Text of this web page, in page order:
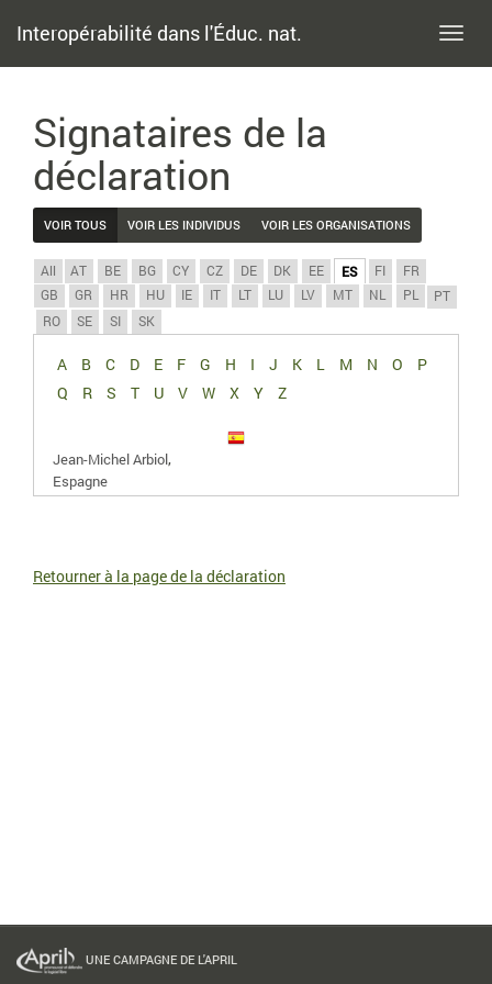
Interopérabilité dans l'Éduc. nat.
Signataires de la
déclaration
VOIR TOUS VOIR LES INDIVIDUS VOIR LES ORGANISATIONS
All AT BE BG CY CZ DE DK EE ES FI
FR
GB
GR HR HU IE IT LT LU LV MT NL PL
PT
RO
SE SI SK
A B C D E F G H I J K L M N O
P
Q
R S T U V W X Y Z
Jean-Michel Arbiol,
Espagne
Retourner à la page de la déclaration
UNE CAMPAGNE DE L'APRIL